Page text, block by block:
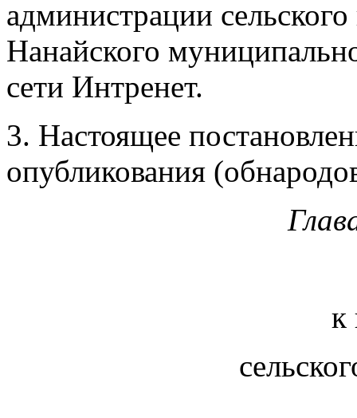
администрации
Нанайского
сети Интренет.
3. Настоящее
опубликования
к